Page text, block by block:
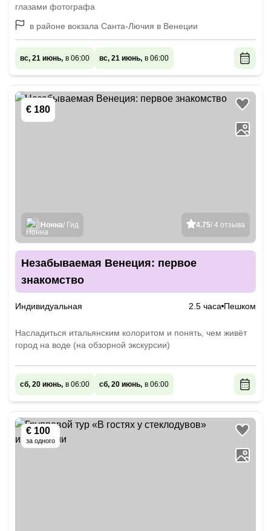
глазами фотографа
в районе вокзала Санта-Лючия в Венеции
вс, 21 июнь, в 06:00 вс, 21 июнь, в 06:00
€ 180
4.75/ 4 отзыва
Нонна/ Гид
Незабываемая Венеция: первое
знакомство
Индивидуальная 2.5 часа Пешком
Насладиться итальянским колоритом и понять, чем живёт
город на воде (на обзорной экскурсии)
сб, 20 июнь, в 06:00 сб, 20 июнь, в 06:00
€ 100
за одного